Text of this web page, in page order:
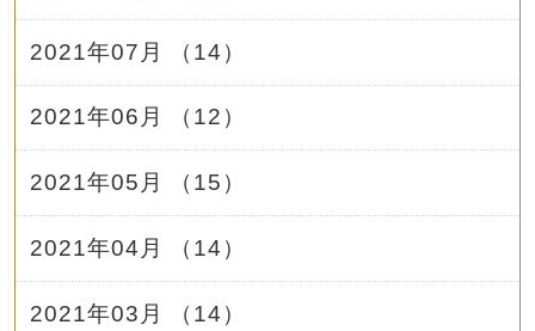
2021年07月 （14）
2021年06月 （12）
2021年05月 （15）
2021年04月 （14）
2021年03月 （14）